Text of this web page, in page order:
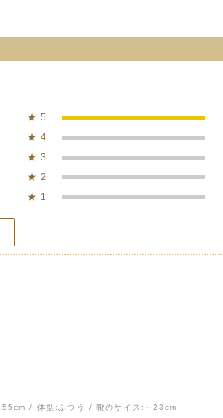
★ 5
★ 4
★ 3
★ 2
★ 1
体型: ふつう 靴のサイズ: ～23cm